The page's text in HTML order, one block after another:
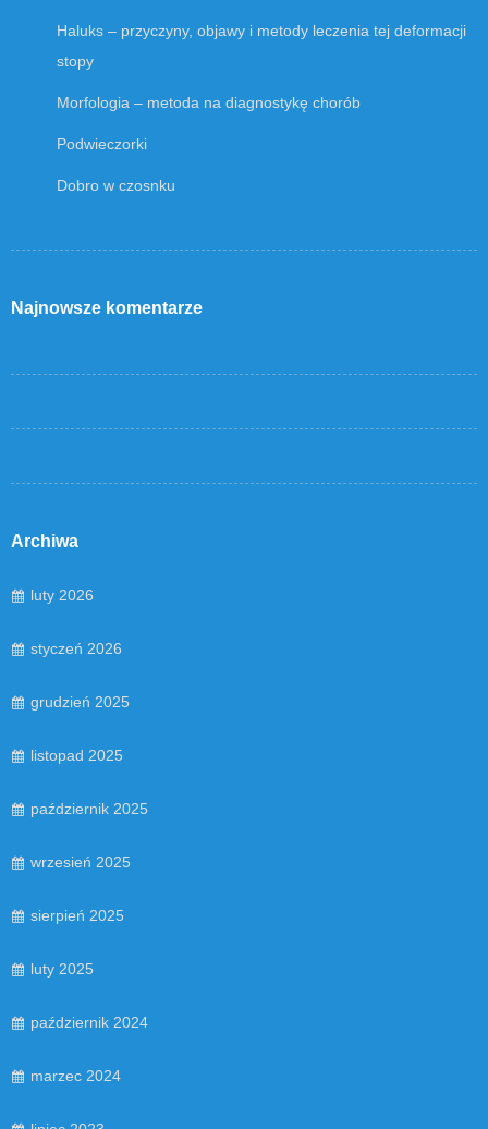
Haluks – przyczyny, objawy i metody leczenia tej deformacji
stopy
Morfologia – metoda na diagnostykę chorób
Podwieczorki
Dobro w czosnku
Najnowsze komentarze
Archiwa
luty 2026
styczeń 2026
grudzień 2025
listopad 2025
październik 2025
wrzesień 2025
sierpień 2025
luty 2025
październik 2024
marzec 2024